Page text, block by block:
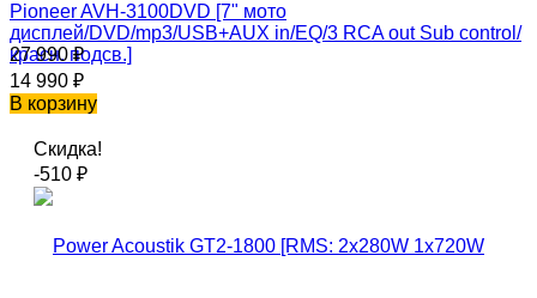
Pioneer AVH-3100DVD [7" мото
дисплей/DVD/mp3/USB+AUX in/EQ/3 RCA out Sub control/
красн. подсв.]
27 990₽
14 990 ₽
В корзину
Скидка!
-510 ₽